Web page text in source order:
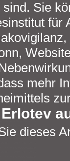
sind. Sie
für
mehr
dieses